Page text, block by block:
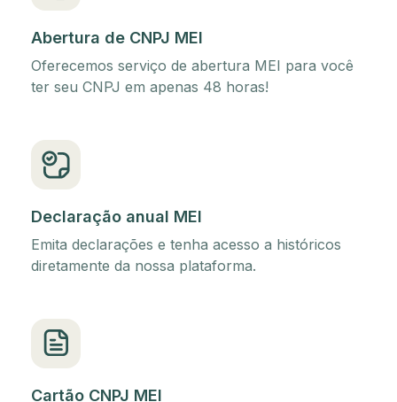
Abertura de CNPJ MEI
Oferecemos serviço de abertura MEI para você
ter seu CNPJ em apenas 48 horas!
Declaração anual MEI
Emita declarações e tenha acesso a históricos
diretamente da nossa plataforma.
Cartão CNPJ MEI